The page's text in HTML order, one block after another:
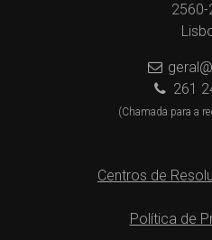
2560-
261
(Chamada para a
Centros de
Política de